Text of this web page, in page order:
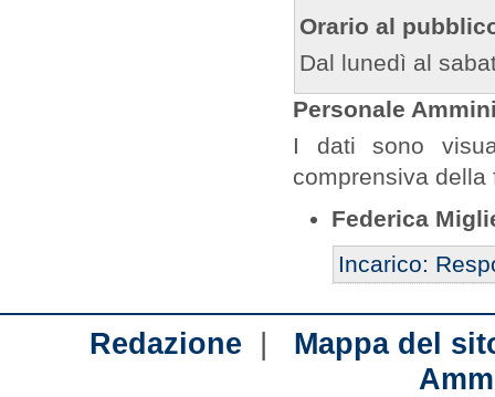
Orario al
Dal lunedì al
Personale
I dati sono
comprensiva
Federica
Incarico:
Redazione | Mappa del